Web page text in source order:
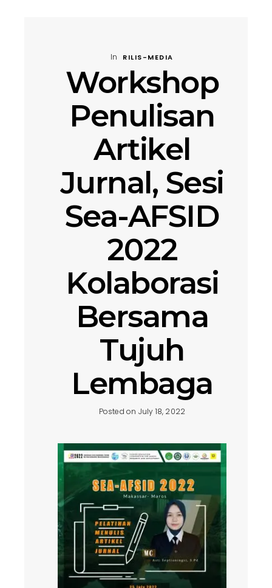
In RILIS-MEDIA
Workshop
Penulisan
Artikel
Jurnal, Sesi
Sea-AFSID
2022
Kolaborasi
Bersama
Tujuh
Lembaga
Posted on July 18, 2022